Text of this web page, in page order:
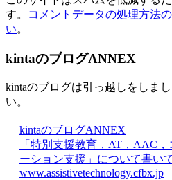
す。
コメントデータの処理方法
い。
kintaのブログANNEX
kintaのブログは引っ越しをしま
い。
kintaのブログANNEX
「特別支援教育，AT，AAC
ーション支援」について書い
www.assistivetechnology.cfbx.jp